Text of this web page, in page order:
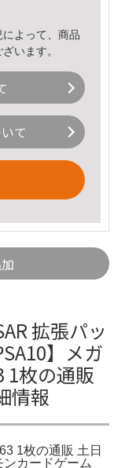
よって、商品
います。
て
拡張パッ
】メガ
1枚の通販
情報
1枚の通販 土日
カードゲーム